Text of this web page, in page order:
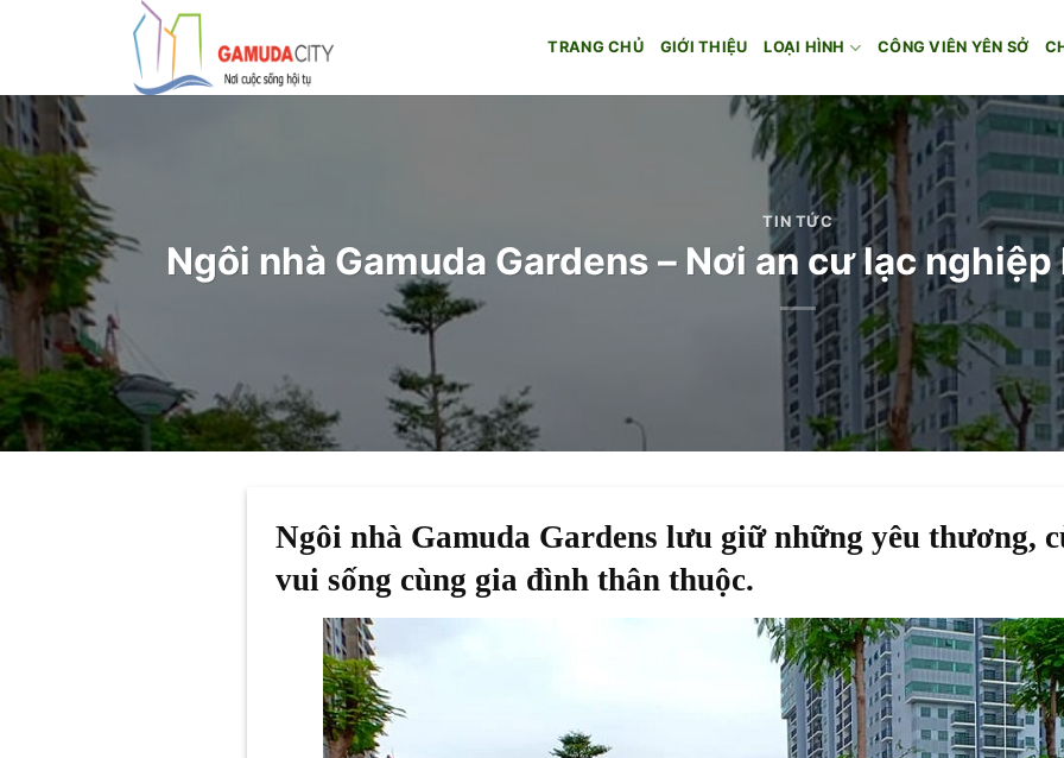
dung
TRANG CHỦ GIỚI THIỆU LOẠI HÌNH CÔNG VIÊN YÊN SỞ
TIN TỨC
Ngôi nhà Gamuda Gardens – Nơi an cư lạc
Ngôi nhà Gamuda Gardens lưu giữ những yêu thương,
vui sống cùng gia đình thân thuộc.